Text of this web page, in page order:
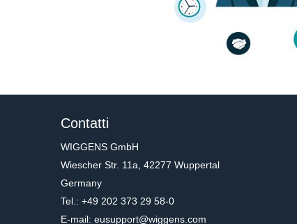
Contatti
WIGGENS GmbH
Wiescher Str. 11a, 42277 Wuppertal
Germany
Tel.: +49 202 373 29 58-0
E-mail: eusupport@wiggens.com